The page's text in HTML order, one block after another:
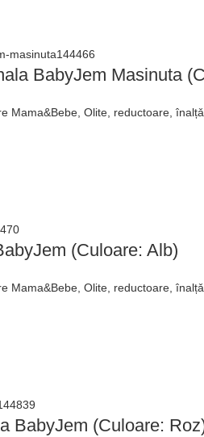
BabyJem Masinuta
Mama&Bebe ,Olite, reductoare,
(Culoare: Alb)
Mama&Bebe ,Olite, reductoare,
BabyJem (Culoare: